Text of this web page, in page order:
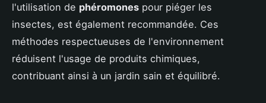
l'utilisation de phéromones pour piéger les
insectes, est également recommandée. Ces
méthodes respectueuses de l'environnement
réduisent l'usage de produits chimiques,
contribuant ainsi à un jardin sain et équilibré.